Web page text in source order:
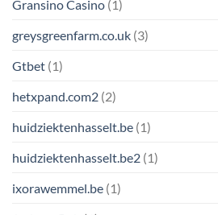
Gransino Casino (1)
greysgreenfarm.co.uk (3)
Gtbet (1)
hetxpand.com2 (2)
huidziektenhasselt.be (1)
huidziektenhasselt.be2 (1)
ixorawemmel.be (1)